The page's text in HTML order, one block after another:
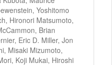
Yoshitomo
Hironori Matsumoto,
Brian
Eric D. Miller, Jon
Misaki Mizumoto,
Koji Mukai, Hiroshi